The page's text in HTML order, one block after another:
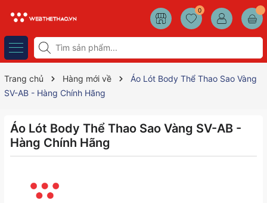
0
Trang chủ Hàng mới về
Áo Lót Body Thể Thao Sao Vàng
SV-AB - Hàng Chính Hãng
Áo Lót Body Thể Thao Sao Vàng SV-AB -
Hàng Chính Hãng